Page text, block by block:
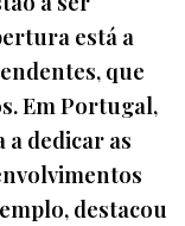
está a
que
Em Portugal,
dedicar as
destacou